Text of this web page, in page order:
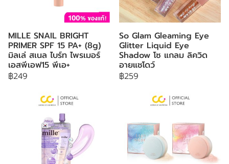
MILLE SNAIL BRIGHT
PRIMER SPF 15 PA+ (8g)
มิลเล่ สเนล ไบร์ท ไพรเมอร์
เอสพีเอฟ15 พีเอ+
฿249
So Glam Gleaming Eye
Glitter Liquid Eye
Shadow โซ แกลม ลิควิด
อายแชโดว์
฿259